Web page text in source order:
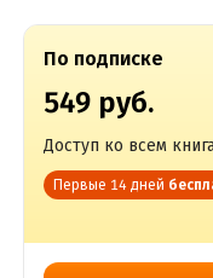
По подписке
549 руб.
Доступ ко всем
Первые 14 дней